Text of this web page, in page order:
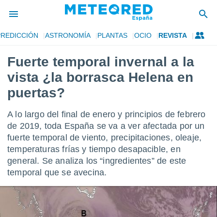
de
por
la
calidad.
a este
las
y
forma
digital
basada
ASTRONOMÍA PLANTAS OCIO REVISTA
Fuerte temporal invernal a la
vista ¿la borrasca Helena en
puertas?
A lo largo del final de enero y principios de febrero
de 2019, toda España se va a ver afectada por un
fuerte temporal de viento, precipitaciones, oleaje,
temperaturas frías y tiempo desapacible, en
general. Se analiza los “ingredientes” de este
temporal que se avecina.